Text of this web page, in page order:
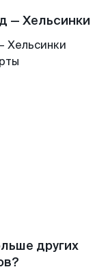
— Хельсинки
Хельсинки
других